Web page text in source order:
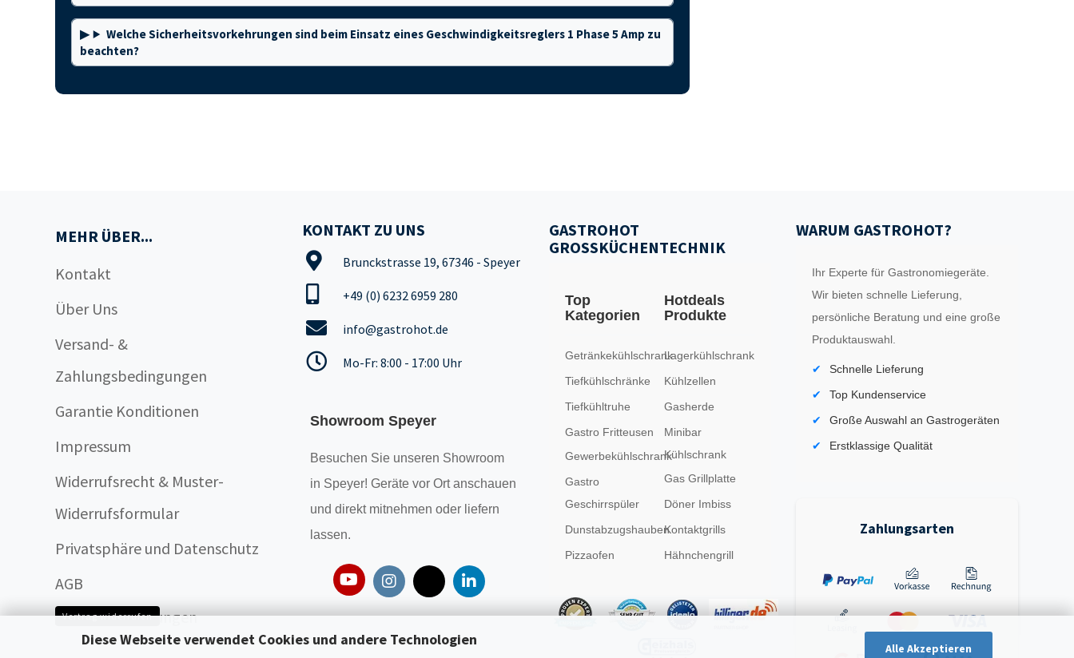
Diese Webseite verwendet Cookies und andere Technologien Alle Akzeptieren
Welche Sicherheitsvorkehrungen sind beim Einsatz eines Geschwindigkeitsreglers 1 Phase 5 Amp zu
beachten?
MEHR ÜBER...
Kontakt
Über Uns
Versand- &
Zahlungsbedingungen
Garantie Konditionen
Impressum
Widerrufsrecht & Muster-
Widerrufsformular
Privatsphäre und Datenschutz
AGB
Cookie Einstellungen
KONTAKT ZU UNS
Brunckstrasse 19, 67346 - Speyer
+49 (0) 6232 6959 280
info@gastrohot.de
Mo-Fr: 8:00 - 17:00 Uhr
Showroom Speyer
Besuchen Sie unseren Showroom
in Speyer! Geräte vor Ort anschauen
und direkt mitnehmen oder liefern
lassen.
GASTROHOT
GROSSKÜCHENTECHNIK
Top
Kategorien
Getränkekühlschrank
Tiefkühlschränke
Tiefkühltruhe
Gastro Fritteusen
Gewerbekühlschrank
Gastro
Geschirrspüler
Dunstabzugshauben
Pizzaofen
Hotdeals
Produkte
Lagerkühlschrank
Kühlzellen
Gasherde
Minibar
Kühlschrank
Gas Grillplatte
Döner Imbiss
Kontaktgrills
Hähnchengrill
WARUM GASTROHOT?
Ihr Experte für Gastronomiegeräte.
Wir bieten schnelle Lieferung,
persönliche Beratung und eine große
Produktauswahl.
Schnelle Lieferung
Top Kundenservice
Große Auswahl an Gastrogeräten
Erstklassige Qualität
Zahlungsarten
Vertrag widerrufen